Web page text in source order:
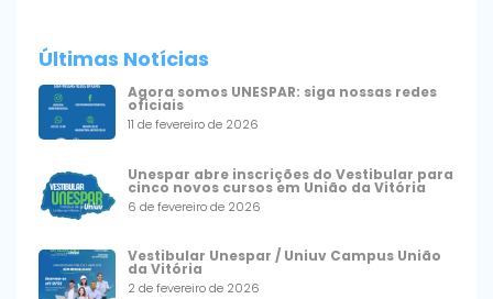
Últimas Notícias
Agora somos UNESPAR: siga nossas redes
oficiais
11 de fevereiro de 2026
Unespar abre inscrições do Vestibular para
cinco novos cursos em União da Vitória
6 de fevereiro de 2026
Vestibular Unespar / Uniuv Campus União
da Vitória
2 de fevereiro de 2026